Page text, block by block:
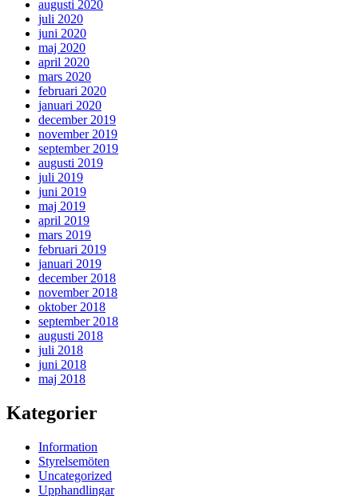
augusti 2020
juli 2020
juni 2020
maj 2020
april 2020
mars 2020
februari 2020
januari 2020
december 2019
november 2019
september 2019
augusti 2019
juli 2019
juni 2019
maj 2019
april 2019
mars 2019
februari 2019
januari 2019
december 2018
november 2018
oktober 2018
september 2018
augusti 2018
juli 2018
juni 2018
maj 2018
Kategorier
Information
Styrelsemöten
Uncategorized
Upphandlingar